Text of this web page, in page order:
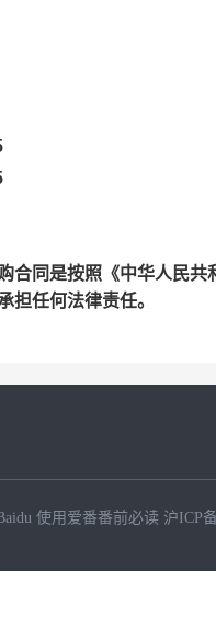
合同是按照《中华人民
担任何法律责任。
使用爱番番前必读 沪ICP